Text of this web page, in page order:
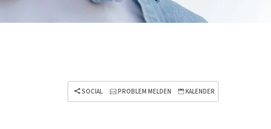
SOCIAL PROBLEM MELDEN KALENDER